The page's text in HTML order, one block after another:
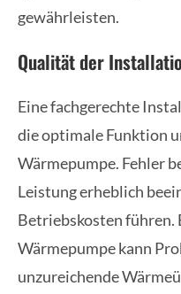
gewährleisten.
Qualität der
Eine fachgerechte
die optimale Funktion
Wärmepumpe. Fehler
Leistung erheblich
Betriebskosten
Wärmepumpe kann
unzureichende